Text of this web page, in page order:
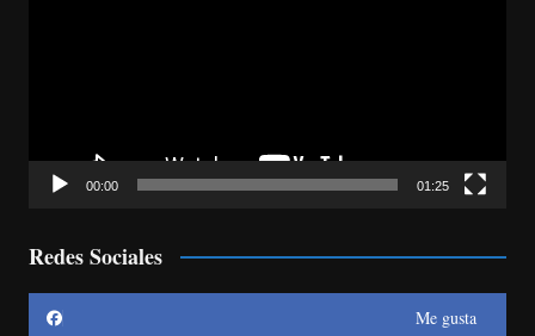
00:00 01:25
Redes Sociales
Me gusta